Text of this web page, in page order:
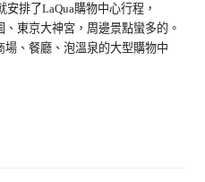
排了LaQua購物中心行程，
東京大神宮，周邊景點蠻多的。
場、餐廳、泡溫泉的大型購物中